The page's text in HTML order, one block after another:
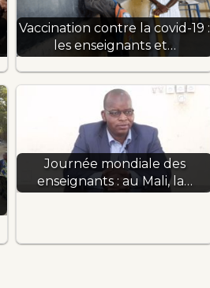
Vaccination contre la covid-19 :
les enseignants et…
Journée mondiale des
enseignants : au Mali, la…